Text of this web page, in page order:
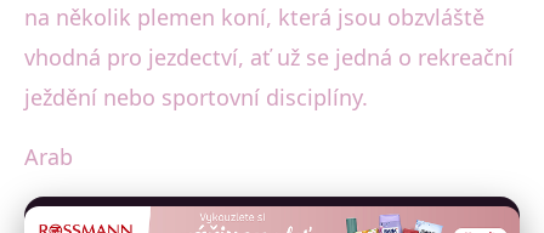
na několik plemen koní, která jsou obzvláště
vhodná pro jezdectví, ať už se jedná o rekreační
ježdění nebo sportovní disciplíny.
Arab